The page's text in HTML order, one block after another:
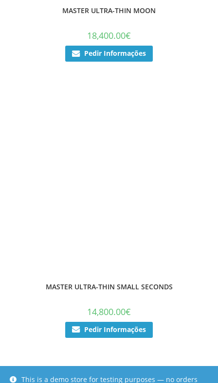
MASTER ULTRA-THIN MOON
18,400.00€
Pedir Informações
MASTER ULTRA-THIN SMALL SECONDS
14,800.00€
Pedir Informações
This is a demo store for testing purposes — no orders